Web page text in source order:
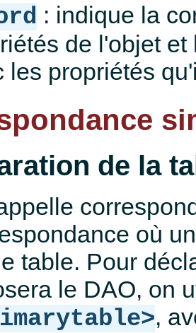
: indique la
de l'objet
les propriétés
de la
où
table. Pour
le DAO, on
,